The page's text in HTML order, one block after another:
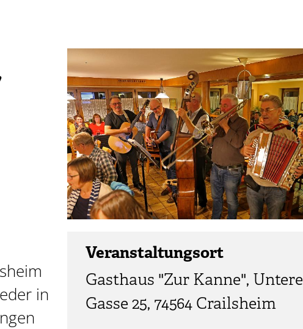
in
Veranstaltungsort
Gasthaus "Zur Kanne", Untere
Gasse 25, 74564 Crailsheim